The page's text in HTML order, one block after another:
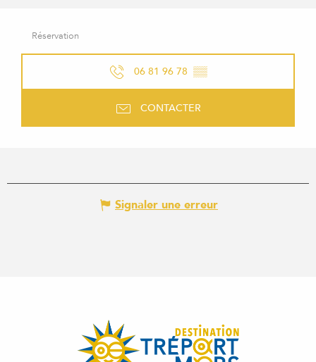
Réservation
06 81 96 78 ▒▒
CONTACTER
Signaler une erreur